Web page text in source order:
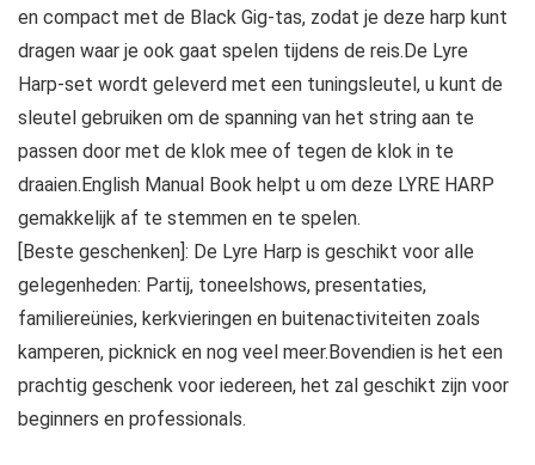
en compact met de Black Gig-tas, zodat je deze harp kunt
dragen waar je ook gaat spelen tijdens de reis.De Lyre
Harp-set wordt geleverd met een tuningsleutel, u kunt de
sleutel gebruiken om de spanning van het string aan te
passen door met de klok mee of tegen de klok in te
draaien.English Manual Book helpt u om deze LYRE HARP
gemakkelijk af te stemmen en te spelen.
[Beste geschenken]: De Lyre Harp is geschikt voor alle
gelegenheden: Partij, toneelshows, presentaties,
familiereünies, kerkvieringen en buitenactiviteiten zoals
kamperen, picknick en nog veel meer.Bovendien is het een
prachtig geschenk voor iedereen, het zal geschikt zijn voor
beginners en professionals.